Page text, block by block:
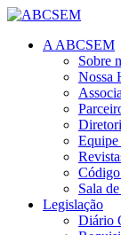
A ABCSEM
Sobre
Nossa
Sala
Legislação
Diário